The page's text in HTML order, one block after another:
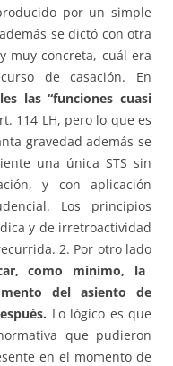
por un simple
se dictó con otra
muy concreta, cuál era
de casación. En
las “funciones cuasi
114 LH, pero lo que es
gravedad además se
una única STS sin
y con aplicación
Los principios
y de irretroactividad
2. Por otro lado
como mínimo, la
del asiento de
Lo lógico es que
que pudieron
en el momento de